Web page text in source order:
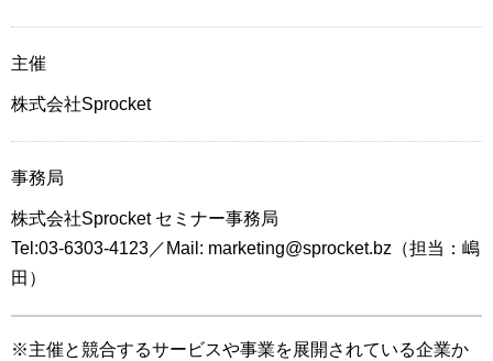
主催
株式会社Sprocket
事務局
株式会社Sprocket セミナー事務局
Tel:03-6303-4123／Mail: marketing@sprocket.bz（担当：嶋
田）
※主催と競合するサービスや事業を展開されている企業か